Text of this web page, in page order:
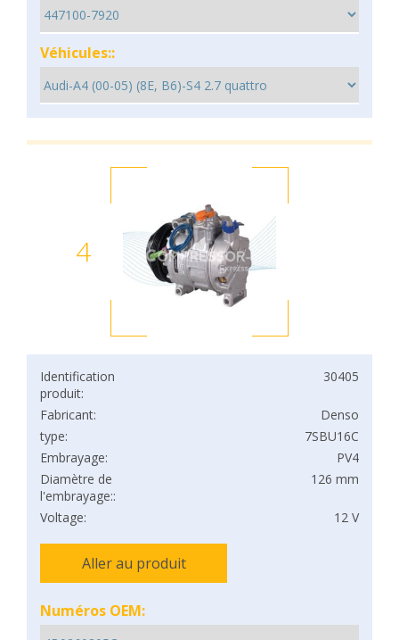
Véhicules::
4
Identification
produit:
30405
Fabricant:
Denso
type:
7SBU16C
Embrayage:
PV4
Diamètre de
l'embrayage::
126 mm
Voltage: 12 V
Aller au produit
Numéros OEM: